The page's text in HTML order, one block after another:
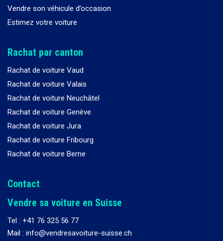
Vendre son véhicule d’occasion
Estimez votre voiture
Rachat par canton
Rachat de voiture Vaud
Rachat de voiture Valais
Rachat de voiture Neuchâtel
Rachat de voiture Genève
Rachat de voiture Jura
Rachat de voiture Fribourg
Rachat de voiture Berne
Contact
Vendre sa voiture en Suisse
Tel : +41 76 325 56 77
Mail : info@vendresavoiture-suisse.ch